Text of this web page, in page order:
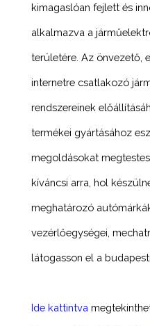
kimagaslóan fejlett és
alkalmazva a
területére. Az önvezető,
internetre csatlakozó
rendszereinek
termékei gyártásához
megoldásokat
kíváncsi arra, hol
meghatározó
vezérlőegységei,
látogasson el a
Ide kattintva